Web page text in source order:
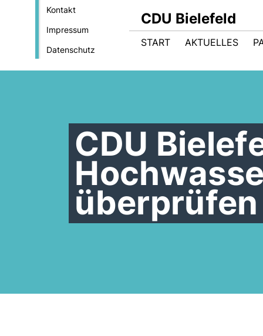
Kontakt
Impressum
Datenschutz
CDU Bielefeld
START AKTUELLES
CDU
überprüfen